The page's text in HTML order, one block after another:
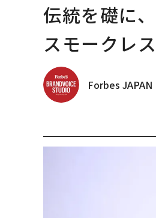
伝統を礎に
スモークレ
Forbes